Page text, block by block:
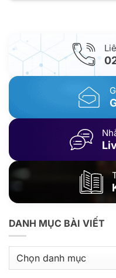
DANH MỤC BÀI VIẾT
mục
bài